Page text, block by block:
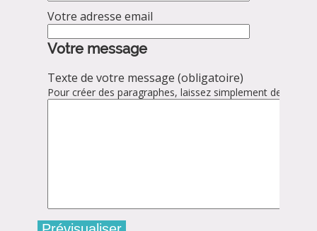
Votre adresse email
Votre message
Texte de votre message (obligatoire)
Pour créer des paragraphes, laissez simplement des